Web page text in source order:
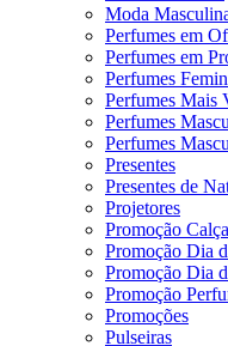
Moda
Perfumes em
Perfumes em
Perfumes
Perfumes Mais
Perfumes
Perfumes
Presentes
Presentes de
Projetores
Promoção
Promoção Dia
Promoção Dia
Promoção
Promoções
Pulseiras